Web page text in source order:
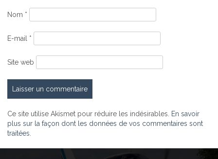
Nom *
E-mail *
Site web
Ce site utilise Akismet pour réduire les indésirables. En savoir
plus sur la façon dont les données de vos commentaires sont
traitées